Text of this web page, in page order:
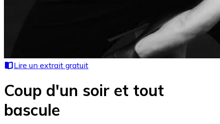
Lire un extrait gratuit
Coup d'un soir et tout
bascule